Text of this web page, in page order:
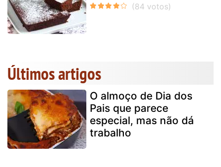
Últimos artigos
O almoço de Dia dos
Pais que parece
especial, mas não dá
trabalho